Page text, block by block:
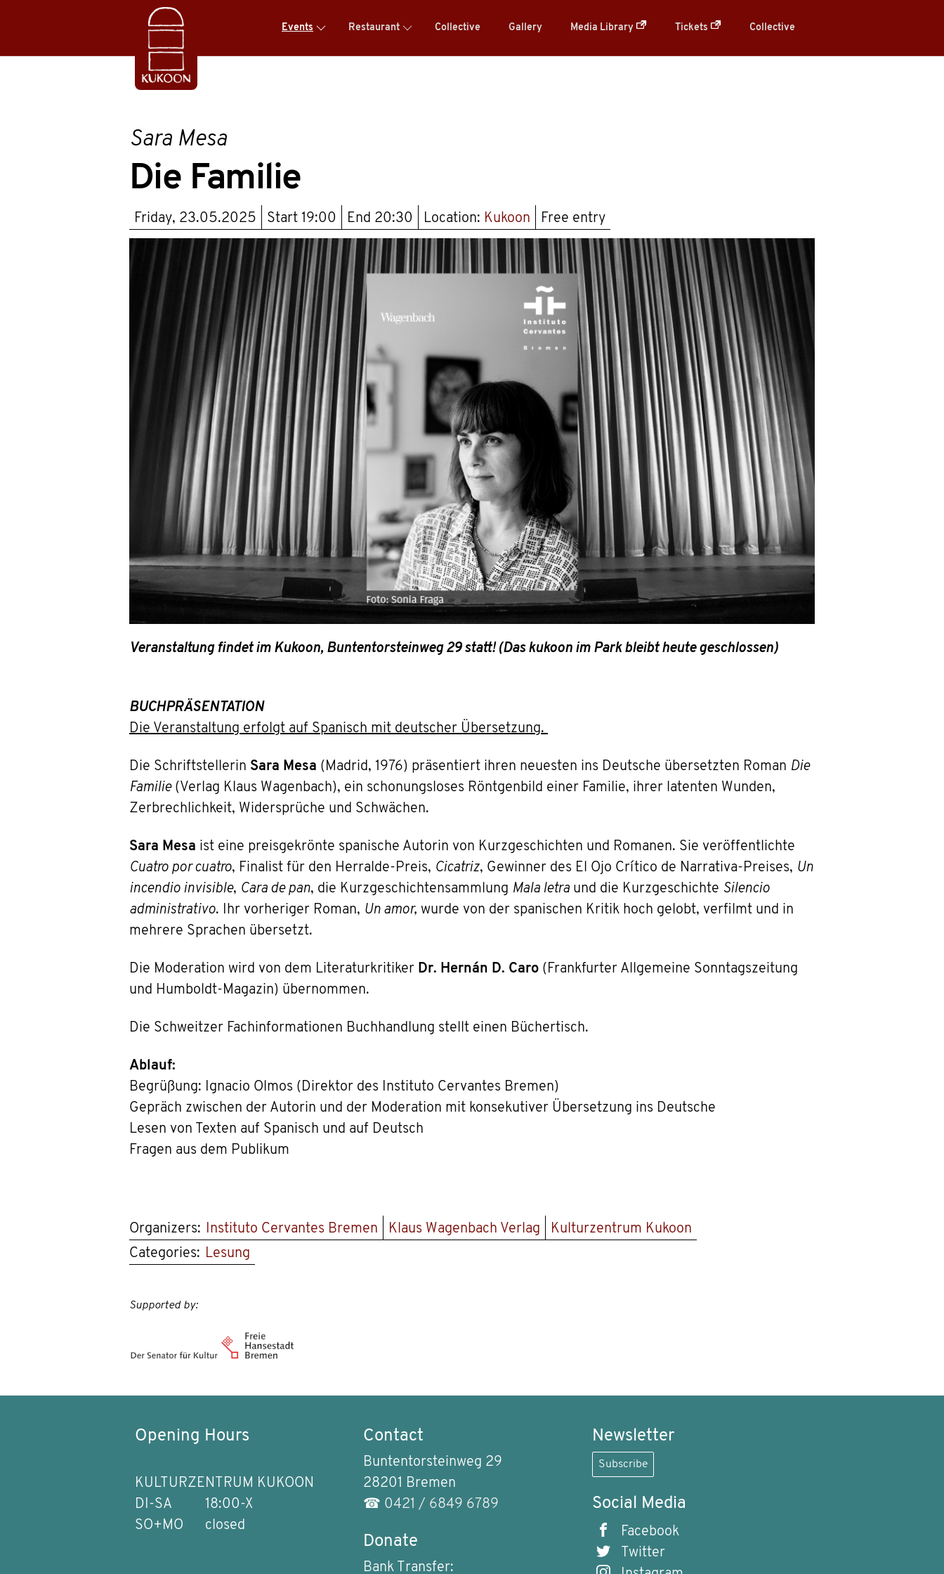
Events Restaurant Collective Gallery Media Library Tickets Collective
Sara Mesa
Die Familie
Friday, 23.05.2025 Start 19:00 End 20:30 Location: Kukoon Free entry
Veranstaltung findet im Kukoon, Buntentorsteinweg 29 statt! (Das kukoon im Park bleibt heute geschlossen)
BUCHPRÄSENTATION
Die Veranstaltung erfolgt auf Spanisch mit deutscher Übersetzung.
Die Schriftstellerin Sara Mesa (Madrid, 1976) präsentiert ihren neuesten ins Deutsche übersetzten Roman Die
Familie(Verlag Klaus Wagenbach), ein schonungsloses Röntgenbild einer Familie, ihrer latenten Wunden,
Zerbrechlichkeit, Widersprüche und Schwächen.
Sara Mesa ist eine preisgekrönte spanische Autorin von Kurzgeschichten und Romanen. Sie veröffentlichte
Cuatro por cuatro, Finalist für den Herralde-Preis, Cicatriz, Gewinner des El Ojo Crítico de Narrativa-Preises, Un
incendio invisible, Cara de pan, die Kurzgeschichtensammlung Mala letra und die Kurzgeschichte Silencio
administrativo. Ihr vorheriger Roman, Un amor, wurde von der spanischen Kritik hoch gelobt, verfilmt und in
mehrere Sprachen übersetzt.
Die Moderation wird von dem Literaturkritiker Dr. Hernán D. Caro (Frankfurter Allgemeine Sonntagszeitung
und Humboldt-Magazin) übernommen.
Die Schweitzer Fachinformationen Buchhandlung stellt einen Büchertisch.
Ablauf:
Begrüßung: Ignacio Olmos (Direktor des Instituto Cervantes Bremen)
Gepräch zwischen der Autorin und der Moderation mit konsekutiver Übersetzung ins Deutsche
Lesen von Texten auf Spanisch und auf Deutsch
Fragen aus dem Publikum
Organizers: Instituto Cervantes Bremen Klaus Wagenbach Verlag
Kulturzentrum Kukoon
Categories: Lesung
Supported by:
Opening Hours
KULTURZENTRUM KUKOON
DI-SA
18:00-X
SO+MO
closed
Contact
Buntentorsteinweg 29
28201 Bremen
☎ 0421 / 6849 6789
Donate
Bank Transfer:
Newsletter
Subscribe
Social Media
Facebook
Twitter